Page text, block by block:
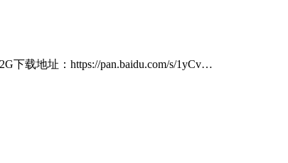
下载地址：https://pan.baidu.com/s/1yCv…